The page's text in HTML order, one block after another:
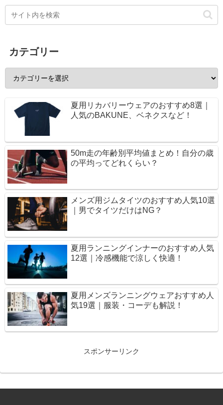
カテゴリー
夏用リカバリーウェアのおすすめ8選｜
人気のBAKUNE、ベネクスなど！
50m走の年齢別平均値まとめ！自分の歳
の平均ってどれくらい？
メンズ用ジムタイツのおすすめ人気10選
｜男でタイツだけはNG？
夏用ランニングインナーのおすすめ人気
12選｜冷感機能で涼しく快適！
夏用メンズランニングウェアおすすめ人
気19選｜服装・コーデも解説！
スポンサーリンク